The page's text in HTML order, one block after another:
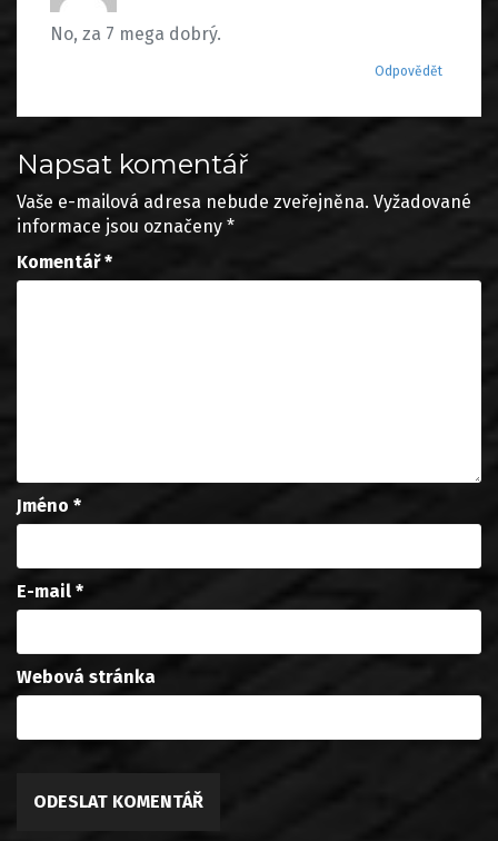
No, za 7 mega dobrý.
Odpovědět
Napsat komentář
Vaše e-mailová adresa nebude zveřejněna. Vyžadované
informace jsou označeny *
Komentář*
Jméno *
E-mail *
Webová stránka